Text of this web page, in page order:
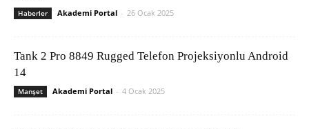
Haberler Akademi Portal - 26 Ocak 2025
Tank 2 Pro 8849 Rugged Telefon Projeksiyonlu Android
14
Manşet Akademi Portal - 4 Ocak 2025